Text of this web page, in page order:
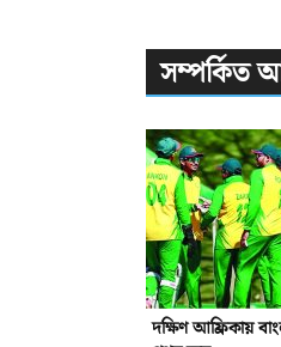
সম্পর্কিত
দক্ষিণ আফ্রিকায়